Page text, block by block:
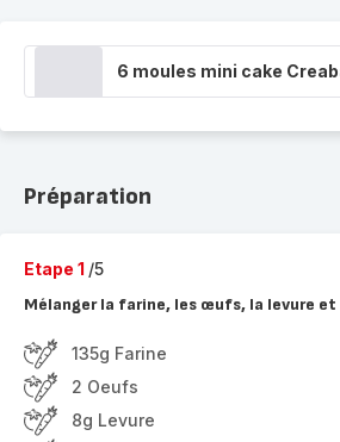
6 moules mini cake
Préparation
Etape 1 /5
Mélanger la farine, les œufs, la levure et
135g Farine
2 Oeufs
8g Levure